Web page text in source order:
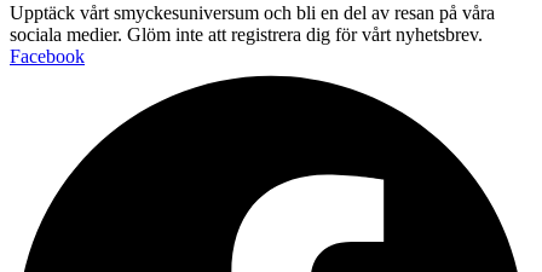
Upptäck vårt smyckesuniversum och bli en del av resan på våra
sociala medier. Glöm inte att registrera dig för vårt nyhetsbrev.
Facebook